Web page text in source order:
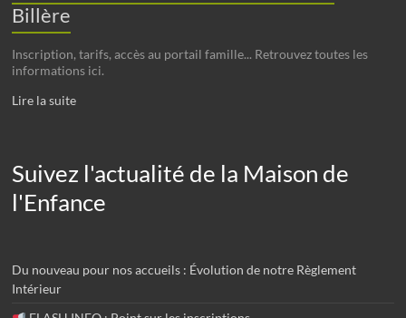
Billère
Inscription, tarifs, accès au portail famille... Retrouvez toutes les
informations ici.
Lire la suite
Suivez l'actualité de la Maison de
l'Enfance
Du nouveau pour nos accueils : Évolution de notre Règlement
Intérieur